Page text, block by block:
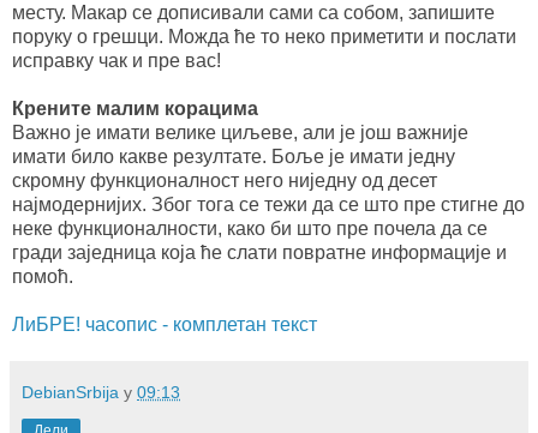
месту. Макар се дописивали сами са собом, запишите
поруку о грешци. Можда ће то неко приметити и послати
исправку чак и пре вас!
Крените малим корацима
Важно је имати велике циљеве, али је још важније
имати било какве резултате. Боље је имати једну
скромну функционалност него ниједну од десет
најмодернијих. Због тога се тежи да се што пре стигне до
неке функционалности, како би што пре почела да се
гради заједница која ће слати повратне информације и
помоћ.
ЛиБРЕ! часопис - комплетан текст
DebianSrbija у 09:13